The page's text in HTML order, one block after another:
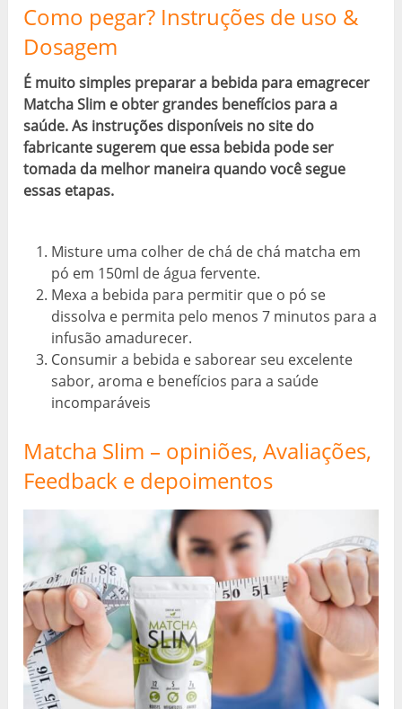
Como pegar? Instruções de uso &
Dosagem
É muito simples preparar a bebida para emagrecer
Matcha Slim e obter grandes benefícios para a
saúde. As instruções disponíveis no site do
fabricante sugerem que essa bebida pode ser
tomada da melhor maneira quando você segue
essas etapas.
Misture uma colher de chá de chá matcha em
pó em 150ml de água fervente.
Mexa a bebida para permitir que o pó se
dissolva e permita pelo menos 7 minutos para a
infusão amadurecer.
Consumir a bebida e saborear seu excelente
sabor, aroma e benefícios para a saúde
incomparáveis
Matcha Slim – opiniões, Avaliações,
Feedback e depoimentos